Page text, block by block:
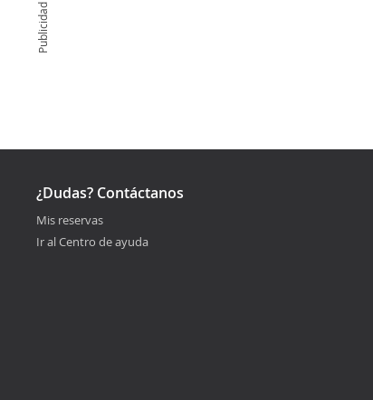
Publicidad
¿Dudas? Contáctanos
Mis reservas
Ir al Centro de ayuda